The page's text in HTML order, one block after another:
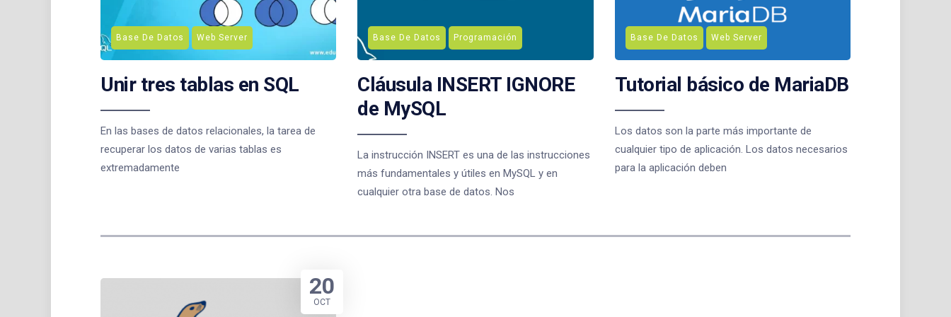
Base De Datos Web Server
Unir tres tablas en SQL
En las bases de datos relacionales, la tarea de
recuperar los datos de varias tablas es
extremadamente
Base De Datos Programación
Cláusula INSERT IGNORE
de MySQL
La instrucción INSERT es una de las instrucciones
más fundamentales y útiles en MySQL y en
cualquier otra base de datos. Nos
Base De Datos Web Server
Tutorial básico de MariaDB
Los datos son la parte más importante de
cualquier tipo de aplicación. Los datos necesarios
para la aplicación deben
20
OCT